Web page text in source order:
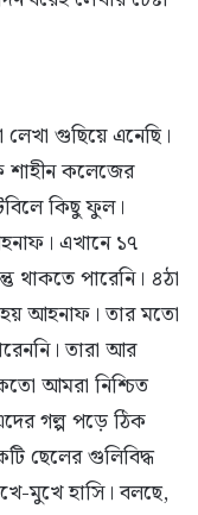
গুছিয়ে এনেছি।
শাহীন কলেজের
কিছু ফুল।
এখানে ১৭
থাকতে পারেনি। ৪ঠা
হয় আহনাফ। তার মতো
তারা আর
আমরা নিশ্চিত
গল্প পড়ে ঠিক
ছেলের গুলিবিদ্ধ
মুখে হাসি। বলছে,